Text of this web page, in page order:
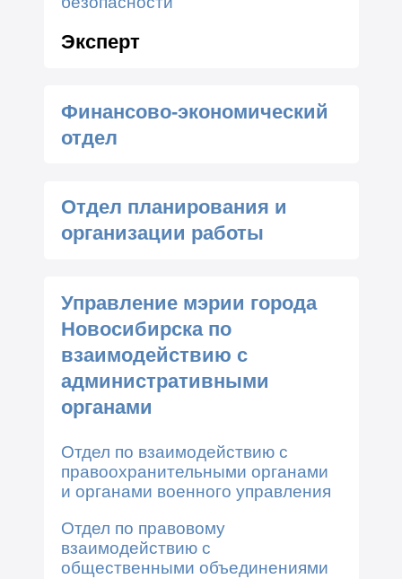
Эксперт
Финансово-экономический
отдел
Отдел планирования и
организации работы
Управление мэрии города
Новосибирска по
взаимодействию с
административными
органами
Отдел по взаимодействию с
правоохранительными органами
и органами военного управления
Отдел по правовому
взаимодействию с
общественными объединениями